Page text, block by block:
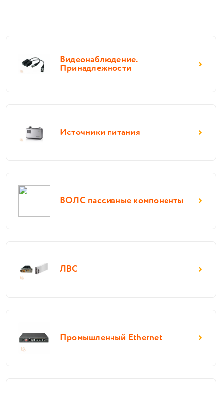
Видеонаблюдение.
Принадлежности
Источники питания
ВОЛС пассивные компоненты
ЛВС
Промышленный Ethernet